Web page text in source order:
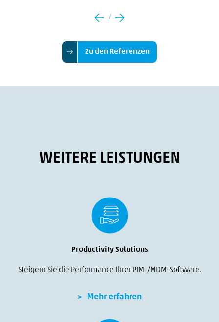
Zu den Referenzen
WEITERE LEISTUNGEN
Productivity Solutions
Steigern Sie die Performance Ihrer PIM-/MDM-Software.
Mehr erfahren